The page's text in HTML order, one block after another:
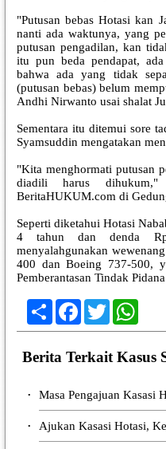
"Putusan bebas Hotasi kan
nanti ada waktunya, yang
putusan pengadilan, kan
itu pun beda pendapat,
bahwa ada yang tidak
(putusan bebas) belum
Andhi Nirwanto usai shalat
Sementara itu ditemui sore
Syamsuddin mengatakan
"Kita menghormati putusan
diadili harus
BeritaHUKUM.com di
Seperti diketahui Hotasi
4 tahun dan denda
menyalahgunakan
400 dan Boeing 737-500,
Pemberantasan Tindak
ShareFacebook
Twitter
Berita Terkait Kasus
• Masa Pengajuan Kasasi
• Ajukan Kasasi Hotasi,